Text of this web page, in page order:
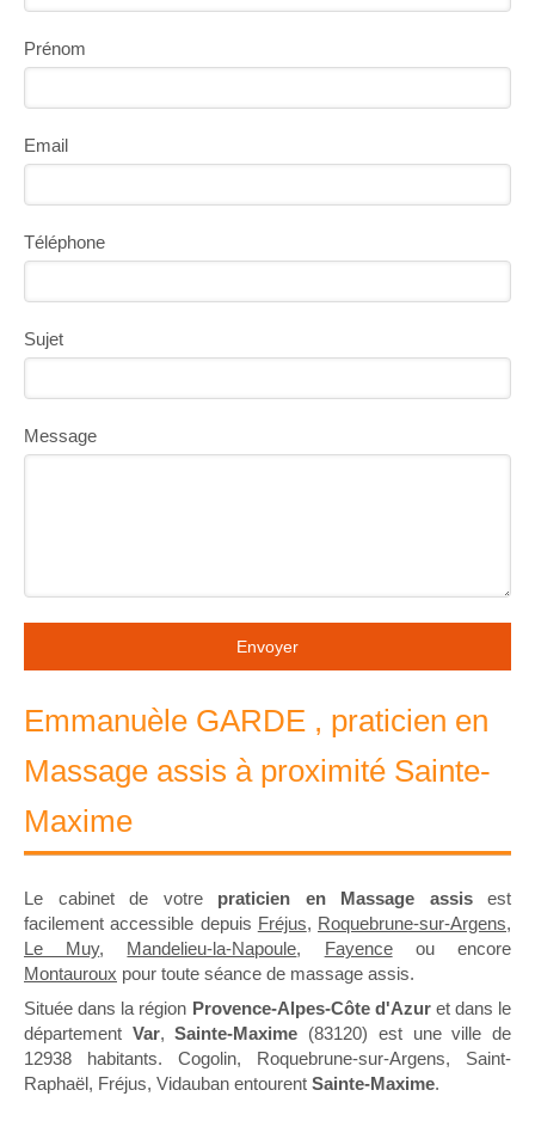
Prénom
Email
Téléphone
Sujet
Message
Envoyer
Emmanuèle GARDE , praticien en
Massage assis à proximité Sainte-
Maxime
Le cabinet de votre praticien en Massage assisest
facilement accessible depuis Fréjus, Roquebrune-sur-Argens,
Le Muy, Mandelieu-la-Napoule, Fayenceou encore
Montauroux pour toute séance de massage assis.
Située dans la région Provence-Alpes-Côte d'Azuret dans le
département Var,Sainte-Maxime (83120) est une ville de
12938 habitants. Cogolin, Roquebrune-sur-Argens, Saint-
Raphaël, Fréjus, Vidauban entourent Sainte-Maxime.